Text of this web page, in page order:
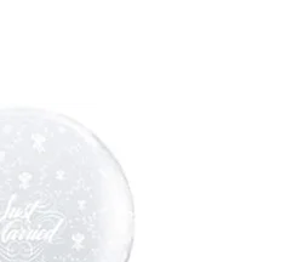
prave zosobaseny 1ks v baleni